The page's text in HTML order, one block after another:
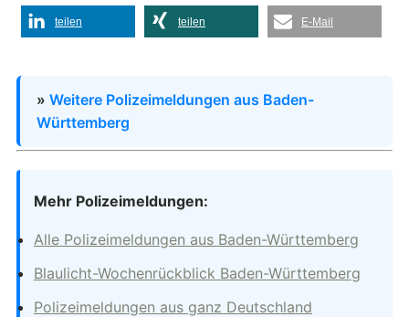
teilen teilen E-Mail
» Weitere Polizeimeldungen aus Baden-
Württemberg
Mehr Polizeimeldungen:
Alle Polizeimeldungen aus Baden-Württemberg
Blaulicht-Wochenrückblick Baden-Württemberg
Polizeimeldungen aus ganz Deutschland